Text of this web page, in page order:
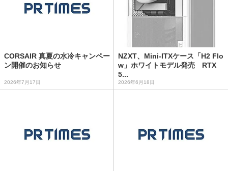
CORSAIR 真夏の水冷キャンペー
ン開催のお知らせ
2026年7月17日
NZXT、Mini-ITXケース「H2 Flo
w」ホワイトモデル発売 RTX
5...
2026年6月18日